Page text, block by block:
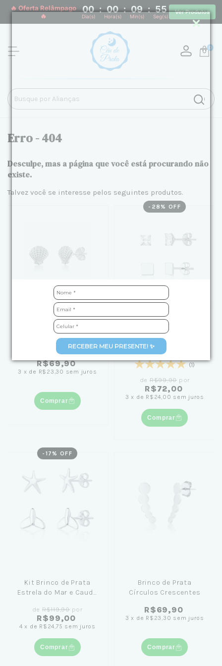
RECEBER MEU PRESENTE! ✨
🔥 Oferta Relâmpago
🔥
00 : 00 : 09 : 54
Dia(s) Hora(s) Min(s) Seg(s)
Ver Produtos
0
Erro - 404
Desculpe, mas a página que você está procurando não
existe.
Talvez você se interesse pelos seguintes produtos.
Brinco de Prata Concha
Texturizada
R$69,90
3 x de R$23,30 sem juros
Comprar
- 28 % OFF
Kit Brinco de Prata Duo
Carre e Liso
(1)
de R$99,90 por
R$72,00
3 x de R$24,00 sem juros
Comprar
- 17 % OFF
Kit Brinco de Prata
Estrela do Mar e Cauda
de R$119,90por
R$99,00
4 x de R$24,75 sem juros
Comprar
Brinco de Prata
Círculos Crescentes
R$69,90
3 x de R$23,30 sem juros
Comprar